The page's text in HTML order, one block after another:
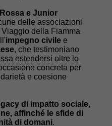
e Junior
delle associazioni
della Fiamma
impegno civile e
, che testimoniano
estendersi oltre lo
concreta per
e coesione
di impatto sociale,
affinché le sfide di
di domani.